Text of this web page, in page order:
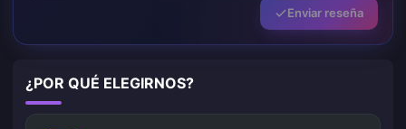
Enviar reseña
¿POR QUÉ ELEGIRNOS?